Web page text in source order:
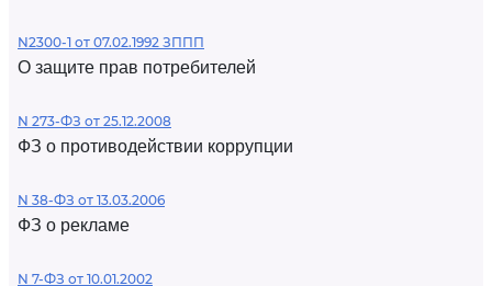
N2300-1 от 07.02.1992 ЗППП
О защите прав потребителей
N 273-ФЗ от 25.12.2008
ФЗ о противодействии коррупции
N 38-ФЗ от 13.03.2006
ФЗ о рекламе
N 7-ФЗ от 10.01.2002